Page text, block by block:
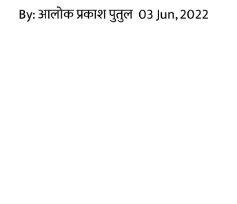
By:आलोक प्रकाश पुतुल 03 Jun, 2022